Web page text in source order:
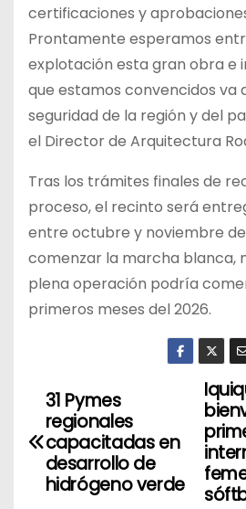
certificaciones y
Prontamente esperamos
explotación esta gran obra e
que estamos convencidos va
seguridad de la región y del
el Director de Arquitectura
Tras los trámites finales de
proceso, el recinto será
entre octubre y noviembre
comenzar la marcha blanca,
plena operación podría
primeros meses del 2026.
N
a
31 Pymes
regionales
capacitadas en
desarrollo de
hidrógeno verde